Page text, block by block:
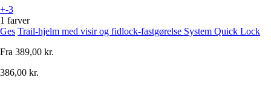
+-3
1 farver
Ges Trail-hjelm med visir og fidlock-fastgørelse System Quick Lock
Fra 389,00 kr.
386,00 kr.